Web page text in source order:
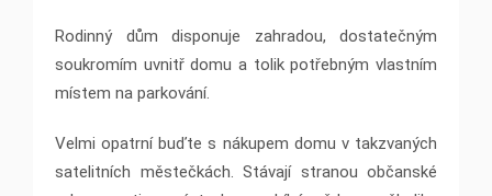
Rodinný dům disponuje zahradou, dostatečným
soukromím uvnitř domu a tolik potřebným vlastním
místem na parkování.
Velmi opatrní buďte s nákupem domu v takzvaných
satelitních městečkách. Stávají stranou občanské